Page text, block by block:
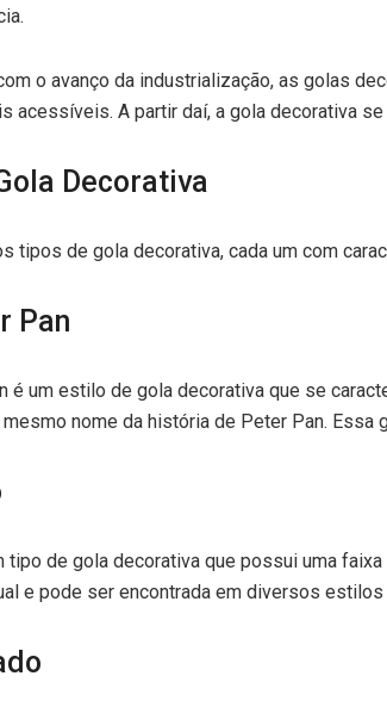
o avanço da industrialização, as golas
acessíveis. A partir daí, a gola decorativa
Decorativa
tipos de gola decorativa, cada um com
Pan
é um estilo de gola decorativa que se
nome da história de Peter Pan.
tipo de gola decorativa que possui uma
e pode ser encontrada em diversos